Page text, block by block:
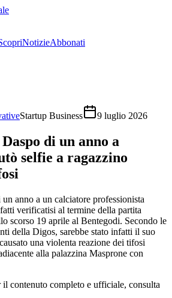
NotizieAbbonati
Startup Business 9 luglio 2026
di un anno a
selfie a ragazzino
anno a un calciatore professionista
verificatisi al termine della partita
scorso 19 aprile al Bentegodi. Secondo le
della Digos, sarebbe stato infatti il suo
una violenta reazione dei tifosi
alla palazzina Masprone con
il contenuto completo e ufficiale, consulta